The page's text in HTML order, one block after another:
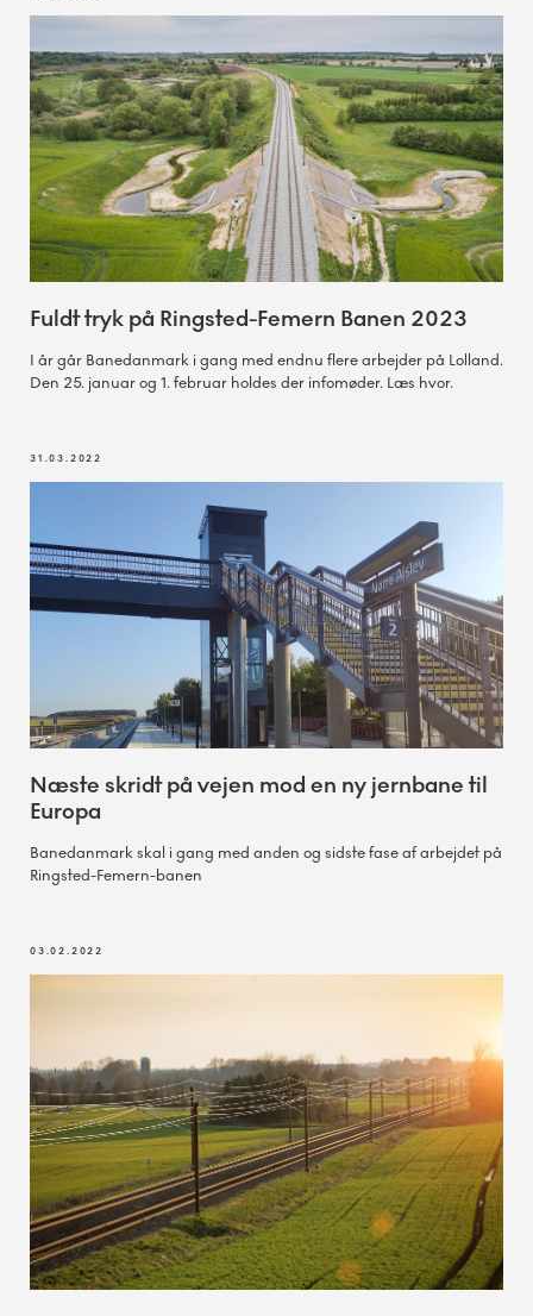
Fuldt tryk på Ringsted-Femern Banen 2023
I år går Banedanmark i gang med endnu flere arbejder på Lolland.
Den 25. januar og 1. februar holdes der infomøder. Læs hvor.
31.03.2022
Næste skridt på vejen mod en ny jernbane til
Europa
Banedanmark skal i gang med anden og sidste fase af arbejdet på
Ringsted-Femern-banen
03.02.2022